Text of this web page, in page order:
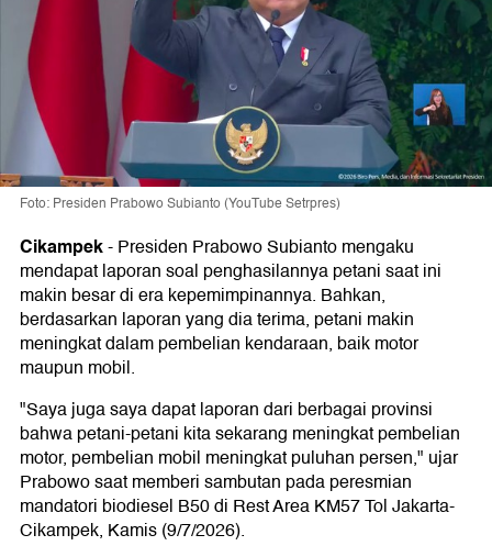
Foto: Presiden Prabowo Subianto (YouTube Setrpres)
Cikampek-Presiden Prabowo Subianto mengaku
mendapat laporan soal penghasilannya petani saat ini
makin besar di era kepemimpinannya. Bahkan,
berdasarkan laporan yang dia terima, petani makin
meningkat dalam pembelian kendaraan, baik motor
maupun mobil.
"Saya juga saya dapat laporan dari berbagai provinsi
bahwa petani-petani kita sekarang meningkat pembelian
motor, pembelian mobil meningkat puluhan persen," ujar
Prabowo saat memberi sambutan pada peresmian
mandatori biodiesel B50 di Rest Area KM57 Tol Jakarta-
Cikampek, Kamis (9/7/2026).